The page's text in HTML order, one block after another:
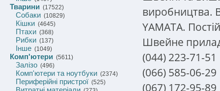
Тварини (17522)
Собаки (10829)
Кішки (4645)
Птахи (368)
Рибки (137)
Інше (1049)
Комп'ютери (5611)
Залізо (496)
Комп'ютери та ноутбуки (2374)
Периферійні пристрої (525)
виробництва.
YAMATA.
Швейне
(044) 223-71-51
(066) 585-06-29
(067) 172-95-89